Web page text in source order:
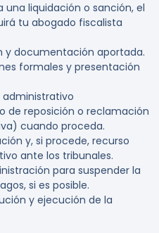
una liquidación o sanción, el
tu abogado fiscalista
y documentación aportada.
formales y presentación
administrativo
de reposición o reclamación
cuando proceda.
y, si procede, recurso
ante los tribunales.
para suspender la
si es posible.
y ejecución de la